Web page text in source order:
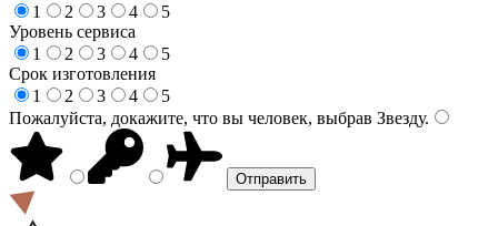
1
2 3 4
5
Уровень сервиса
1
2 3 4
5
Срок изготовления
1
2 3 4
5
Пожалуйста, докажите, что вы человек, выбрав Звезду.